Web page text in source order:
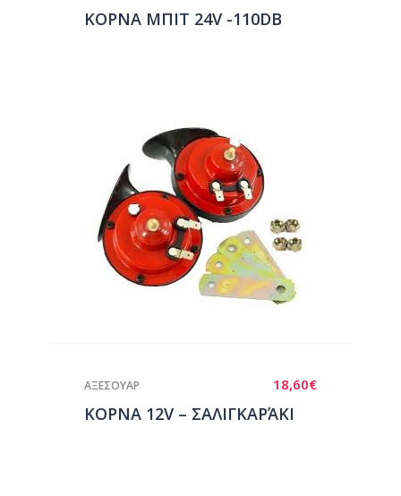
ΚΟΡΝΑ ΜΠΙΤ 24V -110DB
18,60€
ΑΞΕΣΟΥΑΡ
ΚΟΡΝΑ 12V – ΣΑΛΙΓΚΑΡΆΚΙ